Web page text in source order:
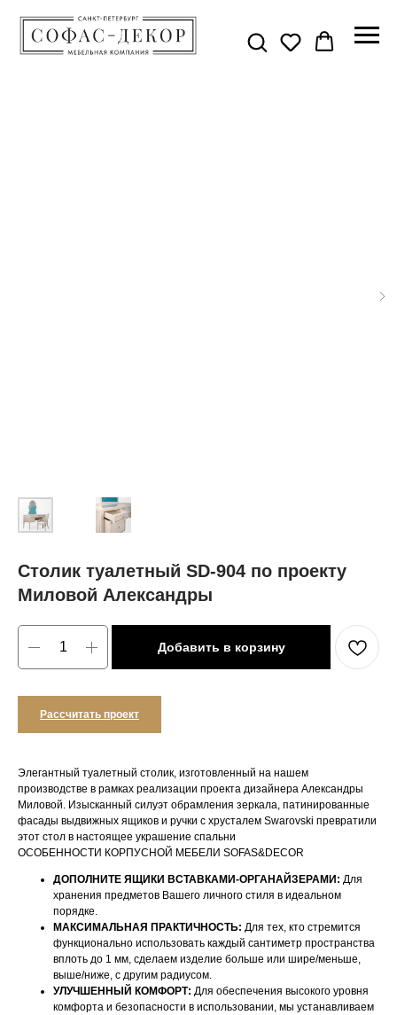
Столик туалетный SD-904 по проекту
Миловой Александры
Добавить в корзину
Рассчитать проект
Элегантный туалетный столик, изготовленный на нашем
производстве в рамках реализации проекта дизайнера Александры
Миловой. Изысканный силуэт обрамления зеркала, патинированные
фасады выдвижных ящиков и ручки с хрусталем Swarovski превратили
этот стол в настоящее украшение спальни
ОСОБЕННОСТИ КОРПУСНОЙ МЕБЕЛИ SOFAS&DECOR
ДОПОЛНИТЕ ЯЩИКИ ВСТАВКАМИ-ОРГАНАЙЗЕРАМИ: Для
хранения предметов Вашего личного стиля в идеальном
порядке.
МАКСИМАЛЬНАЯ ПРАКТИЧНОСТЬ: Для тех, кто стремится
функционально использовать каждый сантиметр пространства
вплоть до 1 мм, сделаем изделие больше или шире/меньше,
выше/ниже, с другим радиусом.
УЛУЧШЕННЫЙ КОМФОРТ: Для обеспечения высокого уровня
комфорта и безопасности в использовании, мы устанавливаем